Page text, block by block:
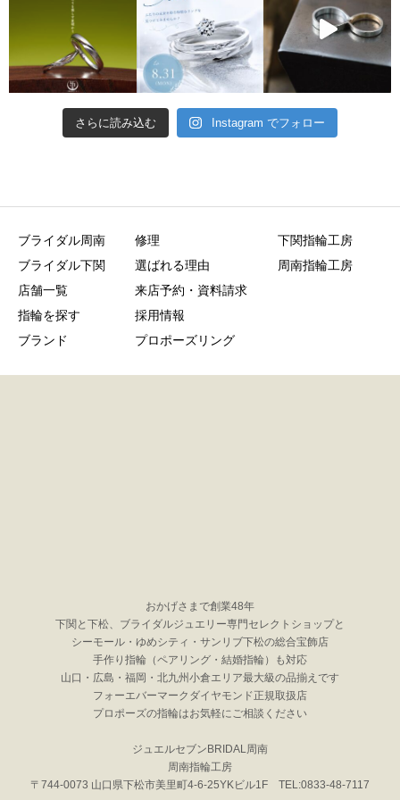
さらに読み込む Instagram でフォロー
ブライダル周南
ブライダル下関
店舗一覧
指輪を探す
ブランド
修理
選ばれる理由
来店予約・資料請求
採用情報
プロポーズリング
下関指輪工房
周南指輪工房
おかげさまで創業48年
下関と下松、ブライダルジュエリー専門セレクトショップと
シーモール・ゆめシティ・サンリブ下松の総合宝飾店
手作り指輪（ペアリング・結婚指輪）も対応
山口・広島・福岡・北九州小倉エリア最大級の品揃えです
フォーエバーマークダイヤモンド正規取扱店
プロポーズの指輪はお気軽にご相談ください
ジュエルセブンBRIDAL周南
周南指輪工房
〒744-0073 山口県下松市美里町4-6-25YKビル1F TEL:0833-48-7117